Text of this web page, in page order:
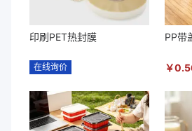
印刷PET热封膜
在线询价
PP带
￥